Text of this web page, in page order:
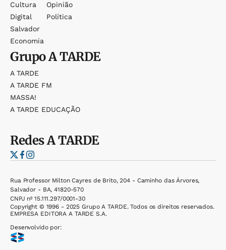
Cultura
Digital
Salvador
Economia
Opinião
Política
GrupoA TARDE
A TARDE
A TARDE FM
MASSA!
A TARDE EDUCAÇÃO
RedesA TARDE
Rua Professor Milton Cayres de Brito, 204 - Caminho das Árvores,
Salvador - BA, 41820-570
CNPJ nº 15.111.297/0001-30
Copyright © 1996 - 2025 Grupo A TARDE. Todos os direitos reservados.
EMPRESA EDITORA A TARDE S.A.
Desenvolvido por: